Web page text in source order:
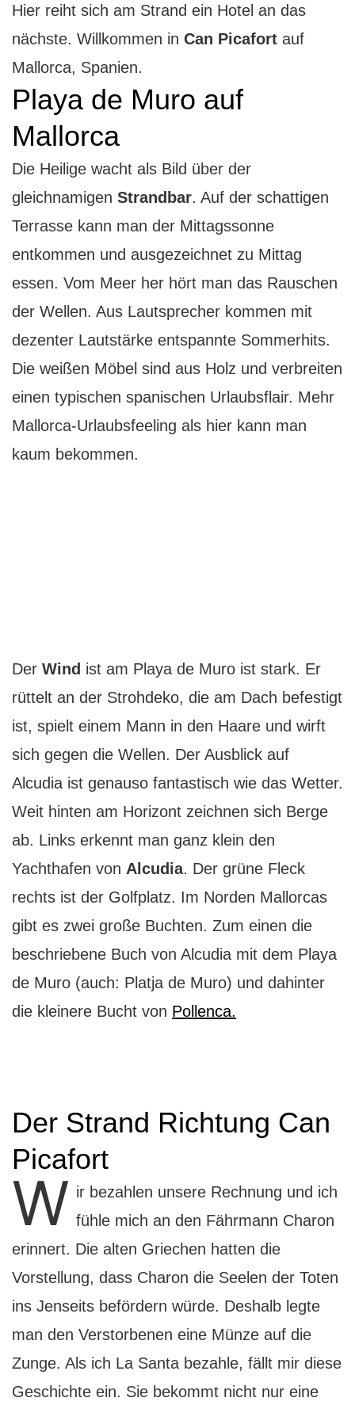
Hier reiht sich am Strand ein Hotel an das
nächste. Willkommen in Can Picafort auf
Mallorca, Spanien.
Playa de Muro auf
Mallorca
Die Heilige wacht als Bild über der
gleichnamigen Strandbar. Auf der schattigen
Terrasse kann man der Mittagssonne
entkommen und ausgezeichnet zu Mittag
essen. Vom Meer her hört man das Rauschen
der Wellen. Aus Lautsprecher kommen mit
dezenter Lautstärke entspannte Sommerhits.
Die weißen Möbel sind aus Holz und verbreiten
einen typischen spanischen Urlaubsflair. Mehr
Mallorca-Urlaubsfeeling als hier kann man
kaum bekommen.
Der Wind ist am Playa de Muro ist stark. Er
rüttelt an der Strohdeko, die am Dach befestigt
ist, spielt einem Mann in den Haare und wirft
sich gegen die Wellen. Der Ausblick auf
Alcudia ist genauso fantastisch wie das Wetter.
Weit hinten am Horizont zeichnen sich Berge
ab. Links erkennt man ganz klein den
Yachthafen von Alcudia. Der grüne Fleck
rechts ist der Golfplatz. Im Norden Mallorcas
gibt es zwei große Buchten. Zum einen die
beschriebene Buch von Alcudia mit dem Playa
de Muro (auch: Platja de Muro) und dahinter
die kleinere Bucht von Pollenca.
Der Strand Richtung Can
Picafort
W ir bezahlen unsere Rechnung und ich
fühle mich an den Fährmann Charon
erinnert. Die alten Griechen hatten die
Vorstellung, dass Charon die Seelen der Toten
ins Jenseits befördern würde. Deshalb legte
man den Verstorbenen eine Münze auf die
Zunge. Als ich La Santa bezahle, fällt mir diese
Geschichte ein. Sie bekommt nicht nur eine